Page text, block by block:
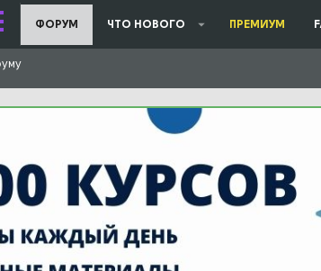
ФОРУМ ЧТО НОВОГО ПРЕМИУМ